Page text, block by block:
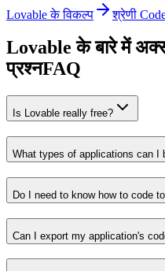
Lovable के विकल्प
श्रेणी
Lovable के बारे में
प्रश्नFAQ
Is Lovable really free?
What types of applications can I
Do I need to know how to code
Can I export my application's